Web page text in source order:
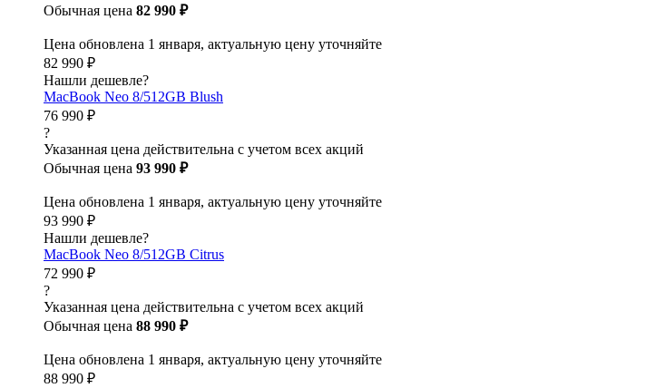
Обычная цена 82 990 ₽
Цена обновлена 1 января, актуальную цену уточняйте
82 990 ₽
Нашли дешевле?
MacBook Neo 8/512GB Blush
76 990 ₽
?
Указанная цена действительна с учетом всех акций
Обычная цена 93 990 ₽
Цена обновлена 1 января, актуальную цену уточняйте
93 990 ₽
Нашли дешевле?
MacBook Neo 8/512GB Citrus
72 990 ₽
?
Указанная цена действительна с учетом всех акций
Обычная цена 88 990 ₽
Цена обновлена 1 января, актуальную цену уточняйте
88 990 ₽